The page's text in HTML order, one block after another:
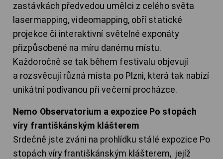
zastávkách předvedou umělci z celého světa
lasermapping, videomapping, obří statické
projekce či interaktivní světelné exponáty
přizpůsobené na míru danému místu.
Každoročně se tak během festivalu objevují
a rozsvěcují různá místa po Plzni, která tak nabízí
unikátní podívanou při večerní procházce.
Nemo Observatorium a expozice Po stopách
víry františkánským klášterem
Srdečně jste zváni na prohlídku stálé expozice Po
stopách víry františkánským klášterem, jejíž